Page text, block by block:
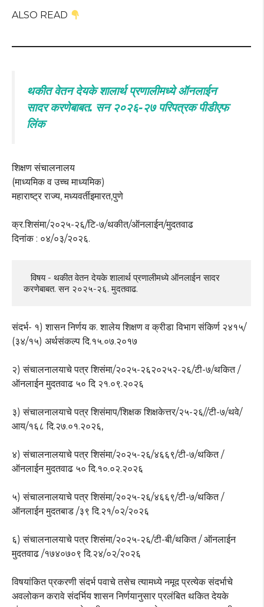
ALSO READ
थकीत वेतन देयके शालार्थ प्रणालीमध्ये ऑनलाईन
सादर करणेबाबत. सन २०२६-२७ परिपत्रक पीडीएफ
लिंक
शिक्षण संचालनालय
(माध्यमिक व उच्च माध्यमिक)
महाराष्ट्र राज्य, मध्यवर्तीइमारत,पुणे
क्र.शिसंमा/२०२५-२६/टि-७/थकीत/ऑनलाईन/मुदतवाढ
दिनांक : ०४/०३/२०२६.
   विषय - थकीत वेतन देयके शालार्थ प्रणालीमध्ये ऑनलाईन सादर
करणेबाबत. सन २०२५-२६. मुदतवाढ.
संदर्भ- १) शासन निर्णय क. शालेय शिक्षण व क्रीडा विभाग संकिर्ण २४१५/
(३४/१५) अर्थसंकल्प दि.१५.०७.२०१७
२) संचालनालयाचे पत्र शिसंमा/२०२५-२६२०२५२-२६/टी-७/थकित /
ऑनलाईन मुदतवाढ ५० दि २१.०९.२०२६
३) संचालनालयाचे पत्र शिसंमाप/शिक्षक शिक्षकेत्तर/२५-२६//टी-७/थवे/
आय/१६८ दि.२७.०१.२०२६,
४) संचालनालयाचे पत्र शिसंमा/२०२५-२६/४६६९/टी-७/थकित /
ऑनलाईन मुदतवाढ ५० दि.१०.०२.२०२६
५) संचालनालयाचे पत्र शिसंमा/२०२५-२६/४६६९/टी-७/थकित /
ऑनलाईन मुदतबाड /३९ दि.२१/०२/२०२६
६) संचालनालयाचे पत्र शिसंमा/२०२५-२६/टी-बी/थकित / ऑनलाईन
मुदतवाढ /१७४०७०९ दि.२४/०२/२०२६
विषयांकित प्रकरणी संदर्भ पवाचे तसेच त्यामध्ये नमूद प्रत्येक संदर्भाचे
अवलोकन करावे संदर्भिय शासन निर्णयानुसार प्रलंबित थकित देयके